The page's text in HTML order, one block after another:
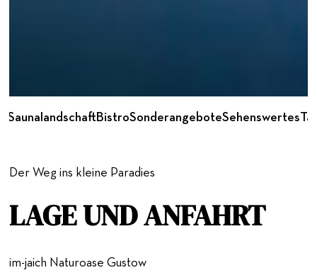
SaunalandschaftBistroSonderangeboteSehenswertes
Der Weg ins kleine Paradies
LAGE UND ANFAHRT
im-jaich Naturoase Gustow